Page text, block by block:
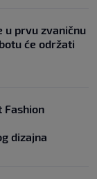
u prvu zvaničnu
će održati
Fashion
dizajna